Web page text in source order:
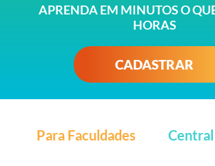
APRENDA EM MINUTOS O
HORAS
CADASTRAR
Para Faculdades